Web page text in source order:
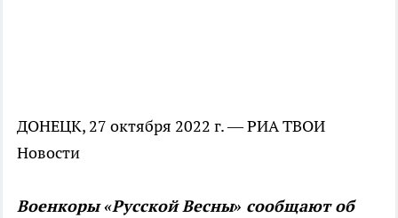
ДОНЕЦК, 27 октября 2022 г. — РИА ТВОИ
Новости
Военкоры «Русской Весны» сообщают об